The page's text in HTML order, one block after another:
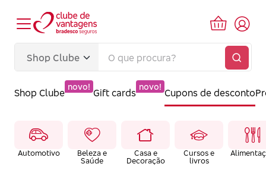
Shop Clube
novo!
Gift cards
novo!
Cupons de desconto
Automotivo
Beleza e
Saúde
Casa e
Decoração
Cursos e
livros